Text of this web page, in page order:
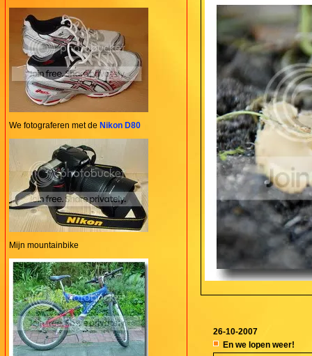
We fotograferen met de Nikon D80
Mijn mountainbike
26-10-2007
En we lopen weer!